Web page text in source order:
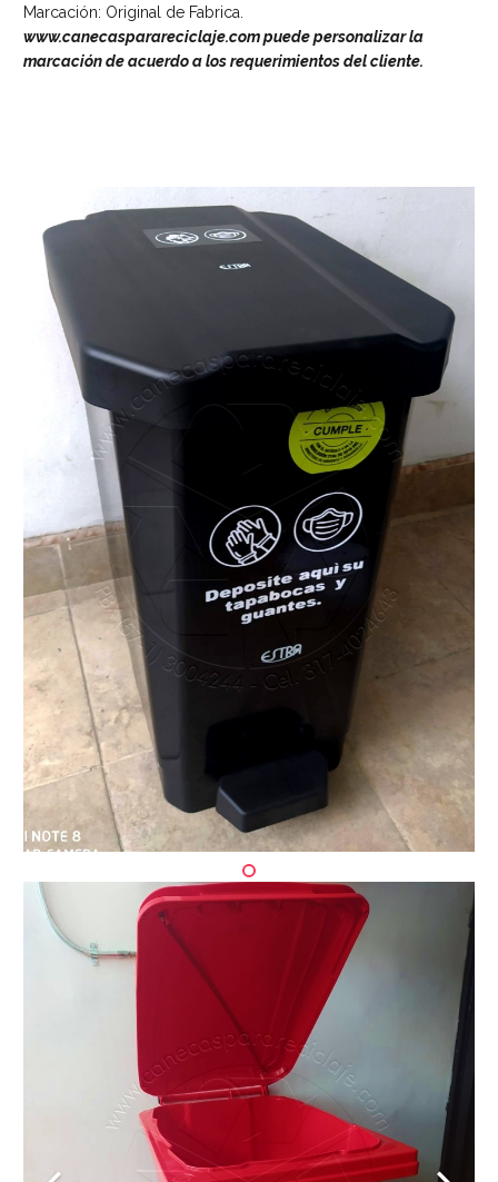
Marcación: Original de Fabrica.
www.canecasparareciclaje.com puede personalizar la
marcación de acuerdo a los requerimientos del cliente.